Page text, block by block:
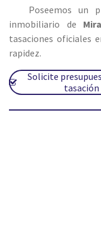
Poseemos un
inmobiliario de
tasaciones oficiales
rapidez.
Solicite
tasación